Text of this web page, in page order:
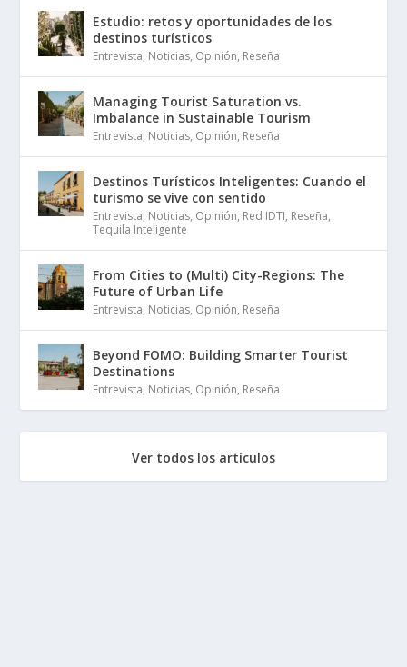
Estudio: retos y oportunidades de los
destinos turísticos
Entrevista, Noticias, Opinión, Reseña
Managing Tourist Saturation vs.
Imbalance in Sustainable Tourism
Entrevista, Noticias, Opinión, Reseña
Destinos Turísticos Inteligentes: Cuando el
turismo se vive con sentido
Entrevista, Noticias, Opinión, Red IDTI, Reseña,
Tequila Inteligente
From Cities to (Multi) City-Regions: The
Future of Urban Life
Entrevista, Noticias, Opinión, Reseña
Beyond FOMO: Building Smarter Tourist
Destinations
Entrevista, Noticias, Opinión, Reseña
Ver todos los artículos